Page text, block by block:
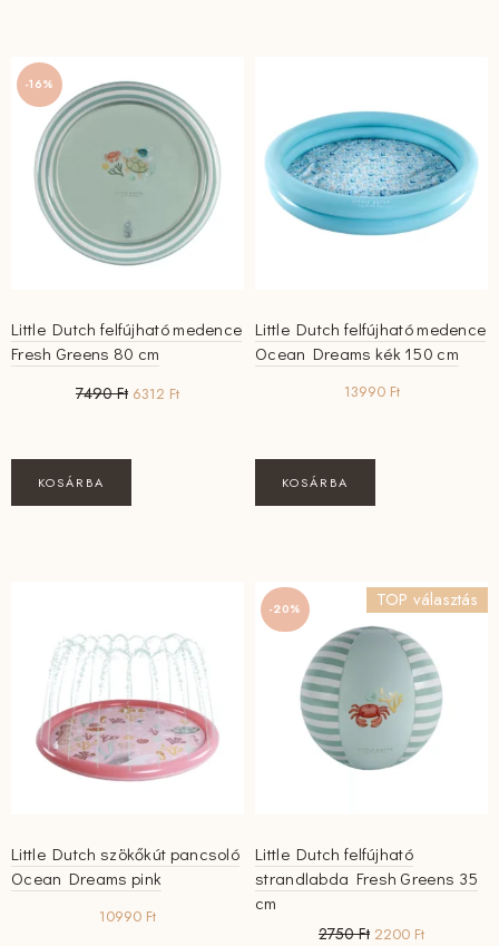
-16%
Little Dutch felfújható medence
Fresh Greens 80 cm
7490Ft Original
6312 FtCurrent
KOSÁRBA
Little Dutch felfújható medence
Ocean Dreams kék 150 cm
13990 Ft
KOSÁRBA
Little Dutch szökőkút pancsoló
Ocean Dreams pink
10990 Ft
-20% TOP választás
Little Dutch felfújható
strandlabda Fresh Greens 35
cm
2750Ft Original
2200 FtCurrent